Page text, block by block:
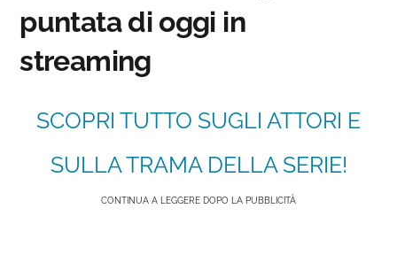
puntata di oggi in
streaming
SCOPRI TUTTO SUGLI ATTORI E
SULLA TRAMA DELLA SERIE!
CONTINUA A LEGGERE DOPO LA PUBBLICITÀ